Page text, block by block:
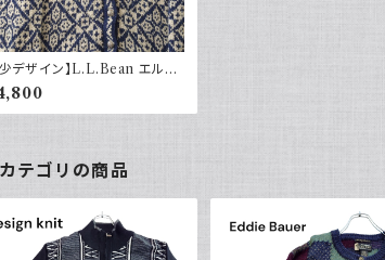
少デザイン】L.L.Bean エルエ
ン チロルカーディガン 80s
テゴリの商品